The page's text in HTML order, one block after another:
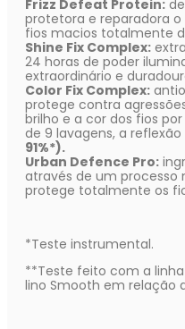
Frizz Defeat Protein:
protetora e reparadora
fios macios totalmente
Shine Fix Complex:
24 horas de poder
extraordinário e
Color Fix Complex:
protege contra
brilho e a cor dos fios
de 9 lavagens, a reflexão
91%*).
Urban Defence Pro:
através de um
protege totalmente os
*Teste instrumental.
**Teste feito com a
lino Smooth em relação